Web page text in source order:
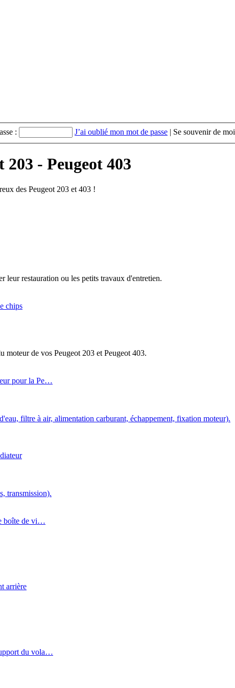
: J’ai oublié mon mot de passe | Se souvenir de moi
203 - Peugeot 403
des Peugeot 203 et 403 !
leur restauration ou les petits travaux d'entretien.
chips
moteur de vos Peugeot 203 et Peugeot 403.
pour la Pe…
filtre à air, alimentation carburant, échappement, fixation moteur).
transmission).
boîte de vi…
arrière
du vola…